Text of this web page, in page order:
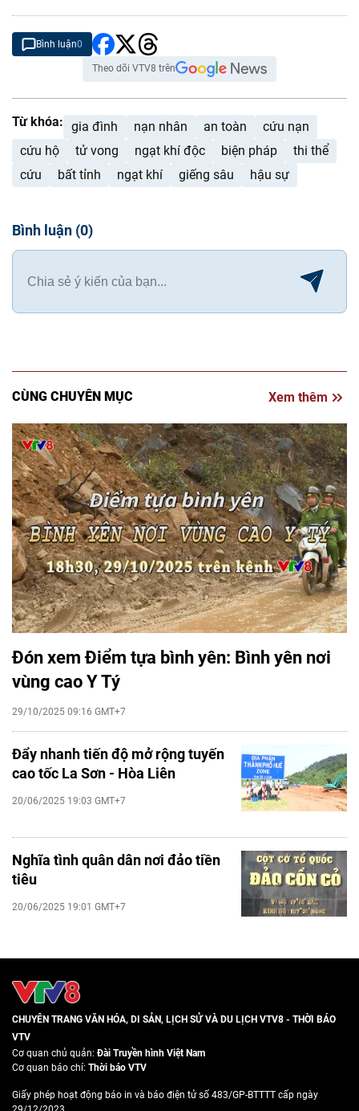
Bình luận0
Theo dõi VTV8 trên
Từ khóa: gia đình nạn nhân an toàn
cứu nạn
cứu hộ
tử vong ngạt khí độc biện pháp
thi thể
cứu
bất tỉnh ngạt khí giếng sâu hậu sự
Bình luận (0)
CÙNG CHUYÊN MỤC Xem thêm
Đón xem Điểm tựa bình yên: Bình yên nơi
vùng cao Y Tý
29/10/2025 09:16 GMT+7
Đẩy nhanh tiến độ mở rộng tuyến
cao tốc La Sơn - Hòa Liên
20/06/2025 19:03 GMT+7
Nghĩa tình quân dân nơi đảo tiền
tiêu
20/06/2025 19:01 GMT+7
CHUYÊN TRANG VĂN HÓA, DI SẢN, LỊCH SỬ VÀ DU LỊCH VTV8 - THỜI BÁO
VTV
Cơ quan chủ quản:Đài Truyền hình Việt Nam
Cơ quan báo chí: Thời báo VTV
Giấy phép hoạt động báo in và báo điện tử số 483/GP-BTTTT cấp ngày